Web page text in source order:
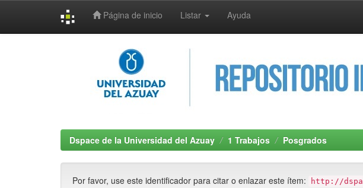
Página de inicio Listar Ayuda
Dspace de la Universidad del Azuay 1 Trabajos Posgrados
Por favor, use este identificador para citar o enlazar este ítem: http://